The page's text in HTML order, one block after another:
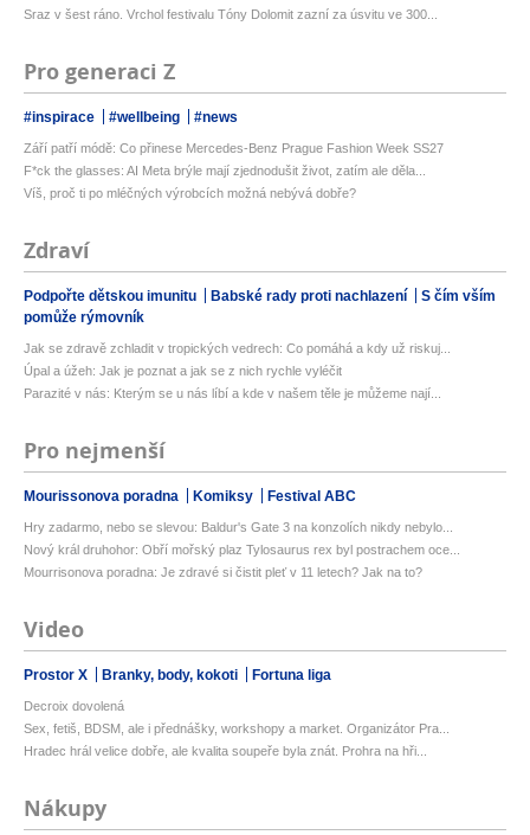
Sraz v šest ráno. Vrchol festivalu Tóny Dolomit zazní za úsvitu ve 300...
Pro generaci Z
#inspirace #wellbeing #news
Září patří módě: Co přinese Mercedes-Benz Prague Fashion Week SS27
F*ck the glasses: AI Meta brýle mají zjednodušit život, zatím ale děla...
Víš, proč ti po mléčných výrobcích možná nebývá dobře?
Zdraví
Podpořte dětskou imunitu Babské rady proti nachlazení
S čím vším
pomůže rýmovník
Jak se zdravě zchladit v tropických vedrech: Co pomáhá a kdy už riskuj...
Úpal a úžeh: Jak je poznat a jak se z nich rychle vyléčit
Parazité v nás: Kterým se u nás líbí a kde v našem těle je můžeme nají...
Pro nejmenší
Mourissonova poradna Komiksy Festival ABC
Hry zadarmo, nebo se slevou: Baldur's Gate 3 na konzolích nikdy nebylo...
Nový král druhohor: Obří mořský plaz Tylosaurus rex byl postrachem oce...
Mourrisonova poradna: Je zdravé si čistit pleť v 11 letech? Jak na to?
Video
Prostor X Branky, body, kokoti Fortuna liga
Decroix dovolená
Sex, fetiš, BDSM, ale i přednášky, workshopy a market. Organizátor Pra...
Hradec hrál velice dobře, ale kvalita soupeře byla znát. Prohra na hři...
Nákupy